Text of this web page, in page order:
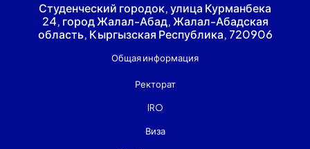
Студенческий городок, улица Курманбека
24, город Жалал-Абад, Жалал-Абадская
область, Кыргызская Республика, 720906
Общая информация
Ректорат
IRO
Виза